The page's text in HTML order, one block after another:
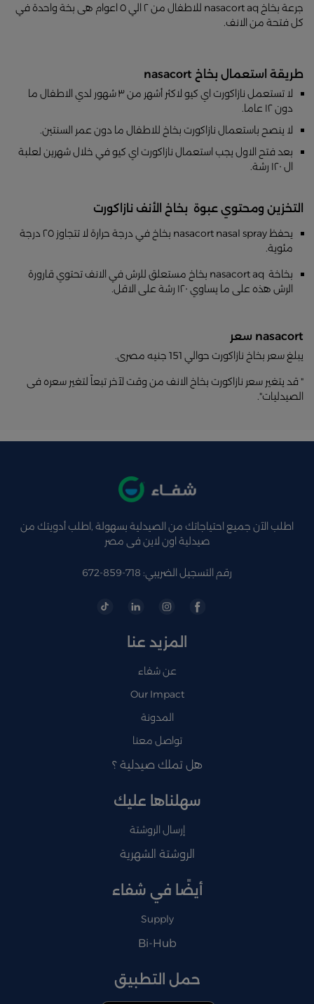
جرعة بخاخ nasacort aq للاطفال من ٢ الي ٥ اعوام هى بخة واحدة في
كل فتحة من الانف.
طريقة استعمال بخاخ nasacort
لا تستعمل نازاكورت اي كيو لاكثر أشهر من ٣ شهور لدي الاطفال ما
دون ١٢ عاما.
لا ينصح باستعمال نازاكورت بخاخ للاطفال ما دون عمر السنتين.
بعد فتح الاول يجب استعمال نازاكورت اي كيو في خلال شهرين لعلبة
ال ١٢٠ رشة.
التخزين ومحتوي عبوة بخاخ الأنف نازاكورت
يحفظ nasacort nasal spray بخاخ في درجة حرارة لا تتجاوز ٢٥ درجة
مئوية.
بخاخة nasacort aq بخاخ مستعلق للرش في الانف تحتوي قارورة
الرش هذه على ما يساوي ١٢٠ رشة على الاقل.
nasacort سعر
يبلغ سعر بخاخ نازاكورت حوالي 151 جنيه مصرى.
" قد يتغير سعر نازاكورت بخاخ الانف من وقت لآخر تبعاً لتغير سعره فى
الصيدليات".
اطلب الآن جميع احتياجاتك من الصيدلية بسهولة ,اطلب أدويتك من
صيدلية اون لاين فى مصر
رقم التسجيل الضريبي: 718-859-672
المزيد عنا
عن شفاء
Our Impact
المدونة
تواصل معنا
هل تملك صيدلية ؟
سهلناها عليك
إرسال الروشتة
الروشتة الشهرية
أيضًا في شفاء
Supply
Bi-Hub
حمل التطبيق